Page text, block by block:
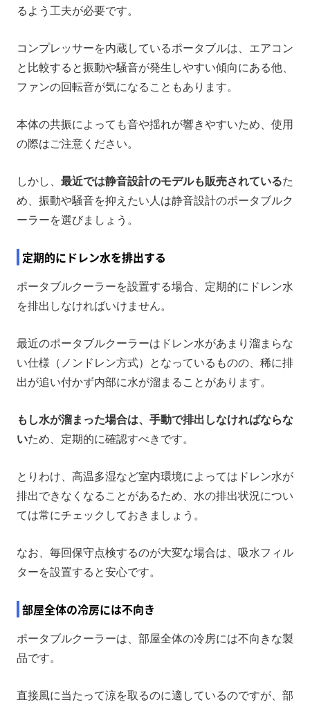
るよう工夫が必要です。
コンプレッサーを内蔵しているポータブルは、エアコン
と比較すると振動や騒音が発生しやすい傾向にある他、
ファンの回転音が気になることもあります。
本体の共振によっても音や揺れが響きやすいため、使用
の際はご注意ください。
しかし、 最近では静音設計のモデルも販売されているた
め、振動や騒音を抑えたい人は静音設計のポータブルク
ーラーを選びましょう。
定期的にドレン水を排出する
ポータブルクーラーを設置する場合、定期的にドレン水
を排出しなければいけません。
最近のポータブルクーラーはドレン水があまり溜まらな
い仕様（ノンドレン方式）となっているものの、稀に排
出が追い付かず内部に水が溜まることがあります。
もし水が溜まった場合は、手動で排出しなければならな
いため、定期的に確認すべきです。
とりわけ、高温多湿など室内環境によってはドレン水が
排出できなくなることがあるため、水の排出状況につい
ては常にチェックしておきましょう。
なお、毎回保守点検するのが大変な場合は、吸水フィル
ターを設置すると安心です。
部屋全体の冷房には不向き
ポータブルクーラーは、部屋全体の冷房には不向きな製
品です。
直接風に当たって涼を取るのに適しているのですが、部